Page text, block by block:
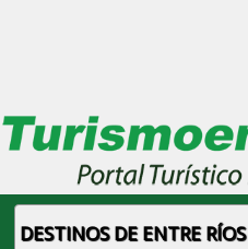
DESTINOS DE ENTRE RÍOS